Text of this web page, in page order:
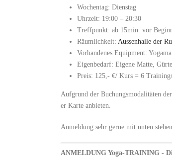
Wochentag: Dienstag
Uhrzeit: 19:00 – 20:30
Treffpunkt: ab 15min. vor
Räumlichkeit: Aussenhalle der
Vorhandenes Equipment:
Eigenbedarf: Eigene Matte,
Preis: 125,- €/ Kurs = 6
Aufgrund der Buchungsmodalitäten
er Karte anbieten.
Anmeldung sehr gerne mit unten
ANMELDUNG Yoga-TRAINING -